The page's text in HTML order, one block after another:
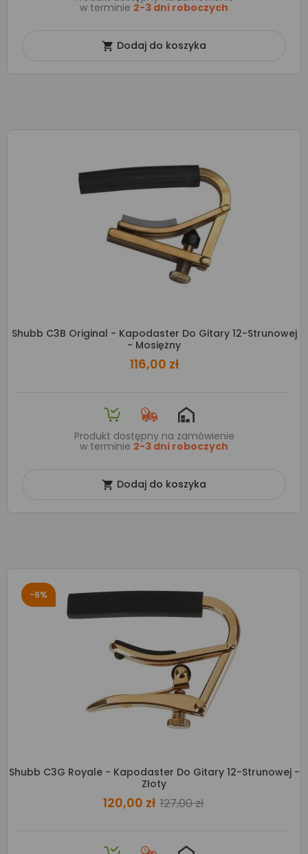
w terminie 2-3 dni roboczych
 Dodaj do koszyka
Shubb C3B Original - Kapodaster Do Gitary 12-Strunowej
- Mosiężny
116,00 zł
Produkt dostępny na zamówienie
w terminie 2-3 dni roboczych
 Dodaj do koszyka
-6%
Shubb C3G Royale - Kapodaster Do Gitary 12-Strunowej -
Złoty
120,00 zł 127,00 zł